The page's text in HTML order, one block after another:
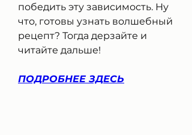
победить эту зависимость. Ну
что, готовы узнать волшебный
рецепт? Тогда дерзайте и
читайте дальше!
ПОДРОБНЕЕ ЗДЕСЬ